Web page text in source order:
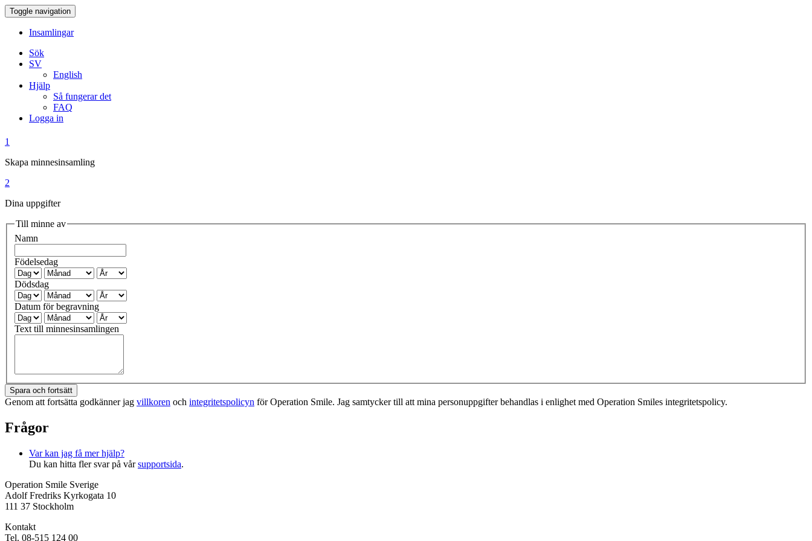
Toggle navigation
Insamlingar
Sök
SV
English
Hjälp
Så fungerar det
FAQ
Logga in
1
Skapa minnesinsamling
2
Dina uppgifter
Till minne av
Namn
Födelsedag
Dödsdag
Datum för begravning
Text till minnesinsamlingen
Spara och fortsätt
Genom att fortsätta godkänner jag villkoren och integritetspolicyn för Operation Smile. Jag samtycker till att mina personuppgifter behandlas i enlighet med Operation Smiles integritetspolicy.
Frågor
Var kan jag få mer hjälp?
Du kan hitta fler svar på vårsupportsida.
Operation Smile Sverige
Adolf Fredriks Kyrkogata 10
111 37 Stockholm
Kontakt
Tel. 08-515 124 00